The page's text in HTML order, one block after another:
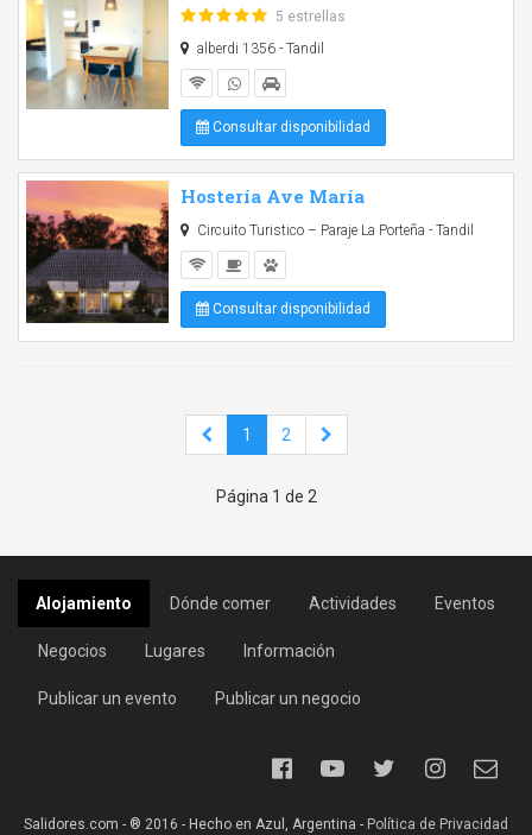
5 estrellas
alberdi 1356 - Tandil
Consultar disponibilidad
Hostería Ave María
Circuito Turistico – Paraje La Porteña - Tandil
Consultar disponibilidad
1 2
Página 1 de 2
Alojamiento Dónde comer Actividades Eventos
Negocios Lugares Información
Publicar un evento Publicar un negocio
Salidores.com - ® 2016 - Hecho en Azul, Argentina - Política de Privacidad